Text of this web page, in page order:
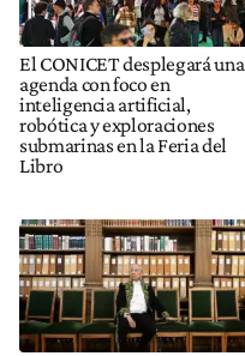
El CONICET desplegará una
agenda con foco en
inteligencia artificial,
robótica y exploraciones
submarinas en la Feria del
Libro